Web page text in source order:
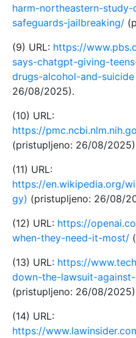
harm-northeastern-
safeguards-jailbreaking/
(9) URL: https://
says-chatgpt-giving-
drugs-alcohol-and-suicide
26/08/2025).
(10) URL:
https://
(pristupljeno: 26/08/
(11) URL:
https://en.wikipedia.org/
gy) (pristupljeno: 26/08/
(12) URL: https://
when-they-need-it-most/
(13) URL: https://
down-the-lawsuit-
(pristupljeno: 26/08/
(14) URL:
https://